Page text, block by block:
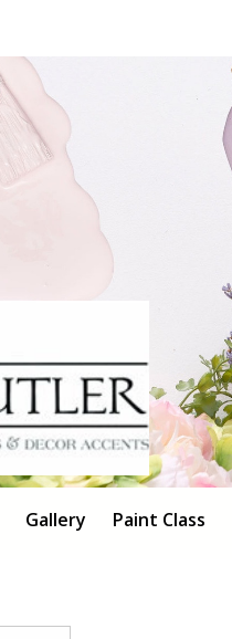
Gallery Paint Class